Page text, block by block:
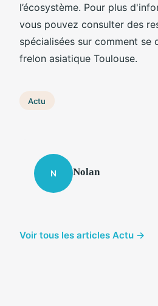
l’écosystème. Pour plus
vous pouvez consulter des
spécialisées sur comment se
frelon asiatique Toulouse.
Actu
N Nolan
Voir tous les articles Actu →